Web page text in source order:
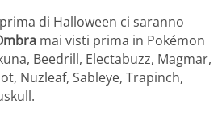
di Halloween ci saranno
mai visti prima in Pokémon
Beedrill, Electabuzz, Magmar,
Nuzleaf, Sableye, Trapinch,